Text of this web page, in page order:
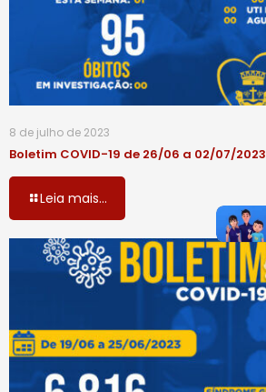
8 de julho de 2023
Boletim COVID-19 de 26/06 a 02/07/2023
Leia mais...